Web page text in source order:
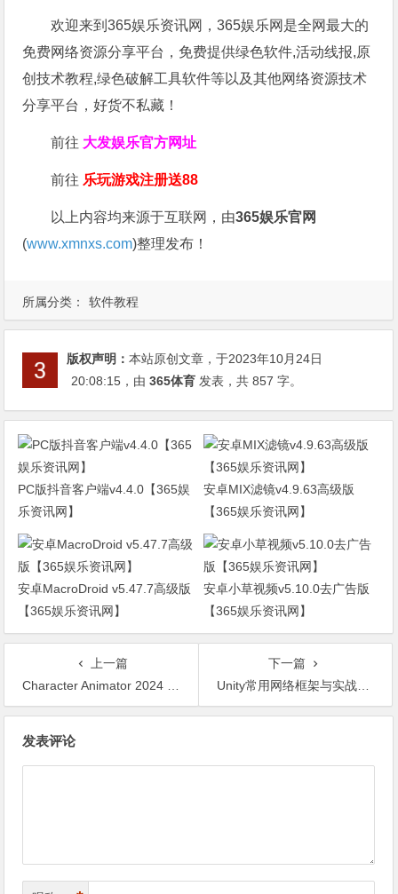
所属分类： 软件教程
欢迎来到365娱乐资讯网，365娱乐网是全网最大的
免费网络资源分享平台，免费提供绿色软件,活动线报,原
创技术教程,绿色破解工具软件等以及其他网络资源技术
分享平台，好货不私藏！
前往 大发娱乐官方网址
前往 乐玩游戏注册送88
以上内容均来源于互联网，由365娱乐官网
(www.xmnxs.com)整理发布！
版权声明：本站原创文章，于2023年10月24日
20:08:15 ，由365体育 发表，共 857 字。
PC版抖音客户端v4.4.0【365娱
乐资讯网】
安卓MIX滤镜v4.9.63高级版
【365娱乐资讯网】
安卓MacroDroid v5.47.7高级版
【365娱乐资讯网】
安卓小草视频v5.10.0去广告版
【365娱乐资讯网】
上一篇
Character Animator 2024 v24.0.0【365娱乐资讯网】
下一篇
Unity常用网络框架与实战解析【365娱乐资讯网】
发表评论